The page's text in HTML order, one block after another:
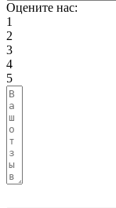
Оцените нас:
1
2
3
4
5